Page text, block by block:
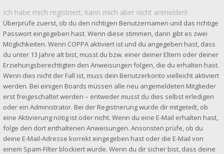
Ich habe mich registriert, kann mich aber nicht anmelden!
Überprüfe zuerst, ob du den richtigen Benutzernamen und das richtige
Passwort eingegeben hast. Wenn diese stimmen, dann gibt es zwei
Möglichkeiten. Wenn COPPA aktiviert ist und du angegeben hast, dass
du unter 13 Jahre alt bist, musst du bzw. einer deiner Eltern oder deiner
Erziehungsberechtigten den Anweisungen folgen, die du erhalten hast.
Wenn dies nicht der Fall ist, muss dein Benutzerkonto vielleicht aktiviert
werden. Bei einigen Boards müssen alle neu angemeldeten Mitglieder
erst freigeschaltet werden – entweder musst du dies selbst erledigen
oder ein Administrator. Bei der Registrierung wurde dir mitgeteilt, ob
eine Aktivierung nötig ist oder nicht. Wenn du eine E-Mail erhalten hast,
folge den dort enthaltenen Anweisungen. Ansonsten prüfe, ob du
deine E-Mail-Adresse korrekt eingegeben hast oder die E-Mail von
einem Spam-Filter blockiert wurde. Wenn du dir sicher bist, dass deine